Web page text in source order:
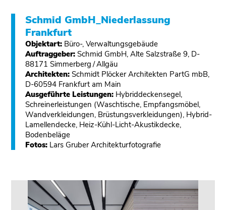
Schmid GmbH_Niederlassung
Frankfurt
Objektart: Büro-, Verwaltungsgebäude
Auftraggeber: Schmid GmbH, Alte Salzstraße 9, D-
88171 Simmerberg / Allgäu
Architekten: Schmidt Plöcker Architekten PartG mbB,
D-60594 Frankfurt am Main
Ausgeführte Leistungen: Hybriddeckensegel,
Schreinerleistungen (Waschtische, Empfangsmöbel,
Wandverkleidungen, Brüstungsverkleidungen), Hybrid-
Lamellendecke, Heiz-Kühl-Licht-Akustikdecke,
Bodenbeläge
Fotos: Lars Gruber Architekturfotografie